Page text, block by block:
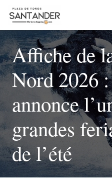
Affiche de
Nord 2026
annonce
grandes
de l’été